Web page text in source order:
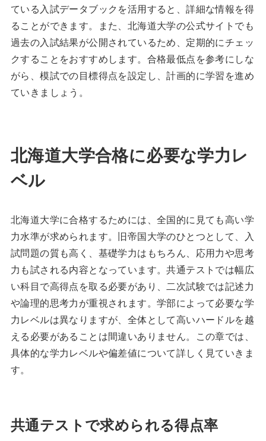
ている入試データブックを活用すると、詳細な情報を得
ることができます。また、北海道大学の公式サイトでも
過去の入試結果が公開されているため、定期的にチェッ
クすることをおすすめします。合格最低点を参考にしな
がら、模試での目標得点を設定し、計画的に学習を進め
ていきましょう。
北海道大学合格に必要な学力レ
ベル
北海道大学に合格するためには、全国的に見ても高い学
力水準が求められます。旧帝国大学のひとつとして、入
試問題の質も高く、基礎学力はもちろん、応用力や思考
力も試される内容となっています。共通テストでは幅広
い科目で高得点を取る必要があり、二次試験では記述力
や論理的思考力が重視されます。学部によって必要な学
力レベルは異なりますが、全体として高いハードルを越
える必要があることは間違いありません。この章では、
具体的な学力レベルや偏差値について詳しく見ていきま
す。
共通テストで求められる得点率